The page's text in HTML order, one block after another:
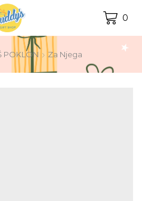
0
POKLON Za Njega